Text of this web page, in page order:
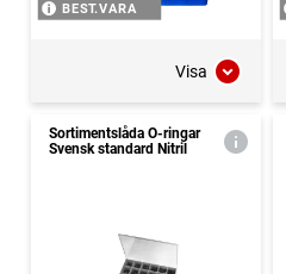
BEST.VARA
Visa
Sortimentslåda O-ringar
Svensk standard Nitril